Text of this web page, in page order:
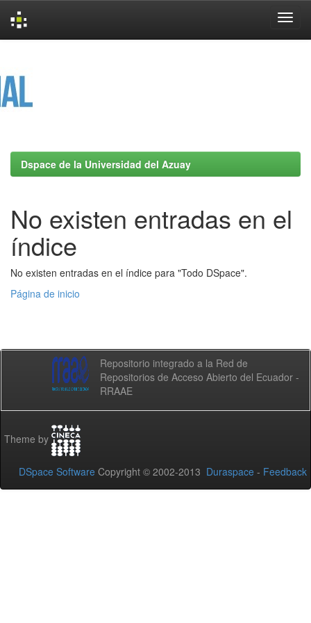
Dspace de la Universidad del Azuay
No existen entradas en el
índice
No existen entradas en el índice para "Todo DSpace".
Página de inicio
Repositorio integrado a la Red de
Repositorios de Acceso Abierto del Ecuador -
RRAAE
Theme by
DSpace Software Copyright © 2002-2013 Duraspace - Feedback